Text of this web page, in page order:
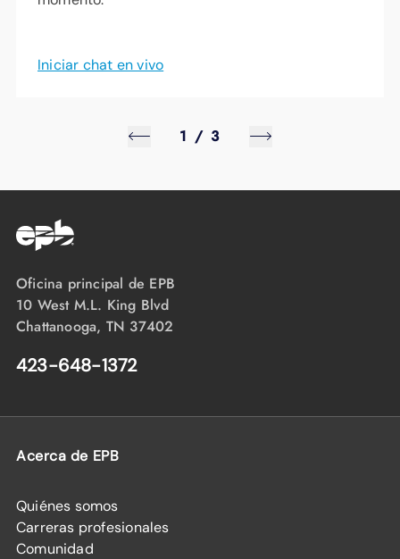
Iniciar chat en vivo
1 / 3
Oficina principal de EPB
10 West M.L. King Blvd
Chattanooga, TN 37402
423-648-1372
Acerca de EPB
Quiénes somos
Carreras profesionales
Comunidad